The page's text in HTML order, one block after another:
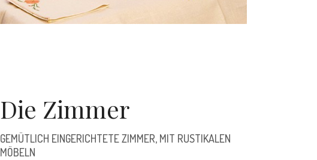
Die Zimmer
GEMÜTLICH EINGERICHTETE ZIMMER, MIT RUSTIKALEN
MÖBELN